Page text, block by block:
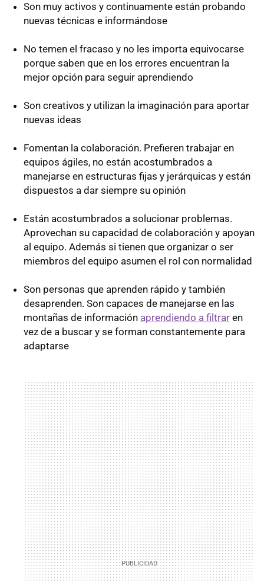
Son muy activos y continuamente están probando
nuevas técnicas e informándose
No temen el fracaso y no les importa equivocarse
porque saben que en los errores encuentran la
mejor opción para seguir aprendiendo
Son creativos y utilizan la imaginación para aportar
nuevas ideas
Fomentan la colaboración. Prefieren trabajar en
equipos ágiles, no están acostumbrados a
manejarse en estructuras fijas y jerárquicas y están
dispuestos a dar siempre su opinión
Están acostumbrados a solucionar problemas.
Aprovechan su capacidad de colaboración y apoyan
al equipo. Además si tienen que organizar o ser
miembros del equipo asumen el rol con normalidad
Son personas que aprenden rápido y también
desaprenden. Son capaces de manejarse en las
montañas de información aprendiendo a filtrar en
vez de a buscar y se forman constantemente para
adaptarse